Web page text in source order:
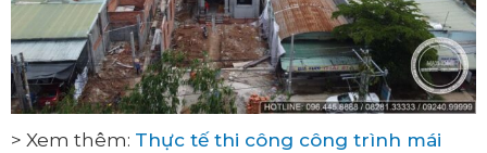
> Xem thêm: Thực tế thi công công trình mái